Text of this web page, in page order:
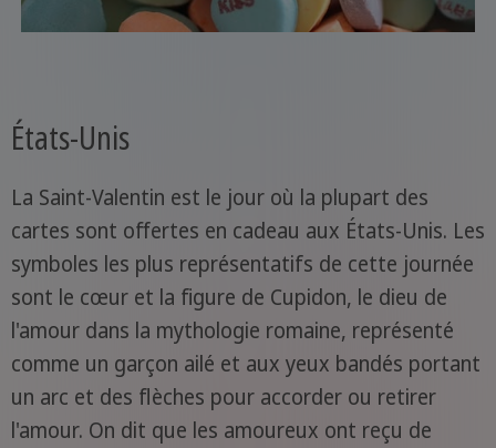
États-Unis
La Saint-Valentin est le jour où la plupart des
cartes sont offertes en cadeau aux États-Unis. Les
symboles les plus représentatifs de cette journée
sont le cœur et la figure de Cupidon, le dieu de
l'amour dans la mythologie romaine, représenté
comme un garçon ailé et aux yeux bandés portant
un arc et des flèches pour accorder ou retirer
l'amour. On dit que les amoureux ont reçu de